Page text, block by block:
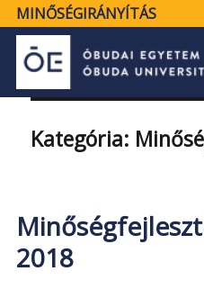
MINŐSÉGIRÁNYÍTÁS
Kategória:
2018